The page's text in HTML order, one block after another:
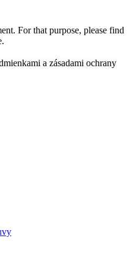
For that purpose, please find
a zásadami ochrany